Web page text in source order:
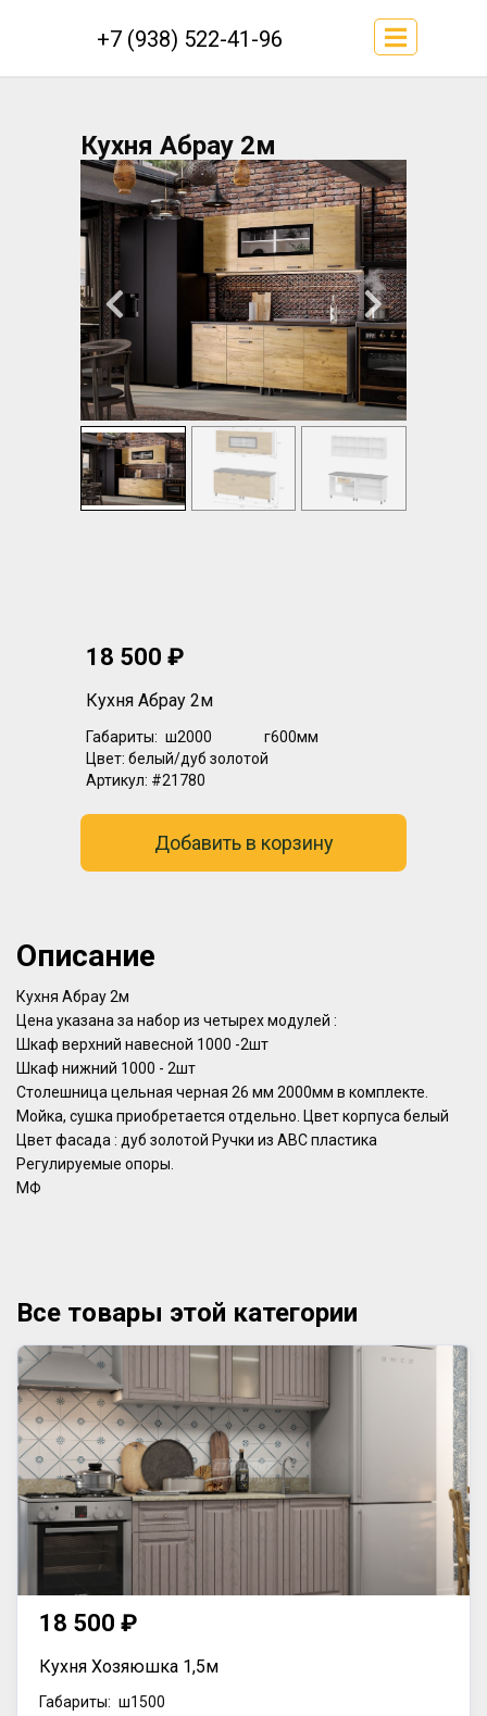
+7 (938) 522-41-96
Кухня Абрау 2м
18 500 ₽
Кухня Абрау 2м
Габариты: ш2000
г600мм
Цвет: белый/дуб золотой
Артикул: #21780
Добавить в корзину
Описание
Кухня Абрау 2м
Цена указана за набор из четырех модулей :
Шкаф верхний навесной 1000 -2шт
Шкаф нижний 1000 - 2шт
Столешница цельная черная 26 мм 2000мм в комплекте.
Мойка, сушка приобретается отдельно. Цвет корпуса белый
Цвет фасада : дуб золотой Ручки из АВС пластика
Регулируемые опоры.
МФ
Все товары этой категории
18 500 ₽
Кухня Хозяюшка 1,5м
Габариты: ш1500